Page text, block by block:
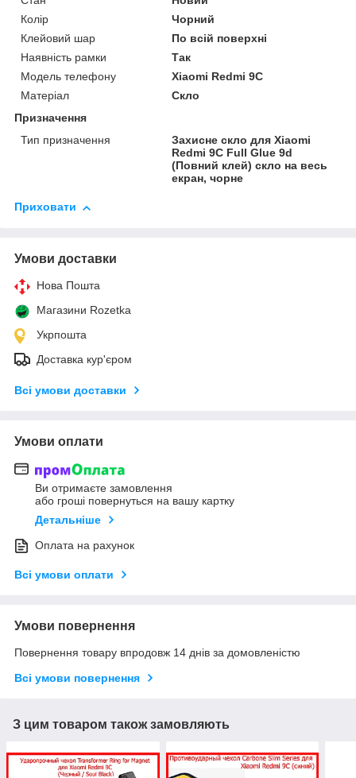
Колір
Чорний
Клейовий шар
По всій поверхні
Наявність рамки
Так
Модель телефону
Xiaomi Redmi 9C
Матеріал
Скло
Призначення
Тип призначення
Захисне скло для Xiaomi
Redmi 9C Full Glue 9d
(Повний клей) скло на весь
екран, чорне
Приховати
Умови доставки
Нова Пошта
Магазини Rozetka
Укрпошта
Доставка кур'єром
Всі умови доставки
Умови оплати
Ви отримаєте замовлення
або гроші повернуться на вашу картку
Детальніше
Оплата на рахунок
Всі умови оплати
Умови повернення
Повернення товару впродовж 14 днів за домовленістю
Всі умови повернення
З цим товаром також замовляють